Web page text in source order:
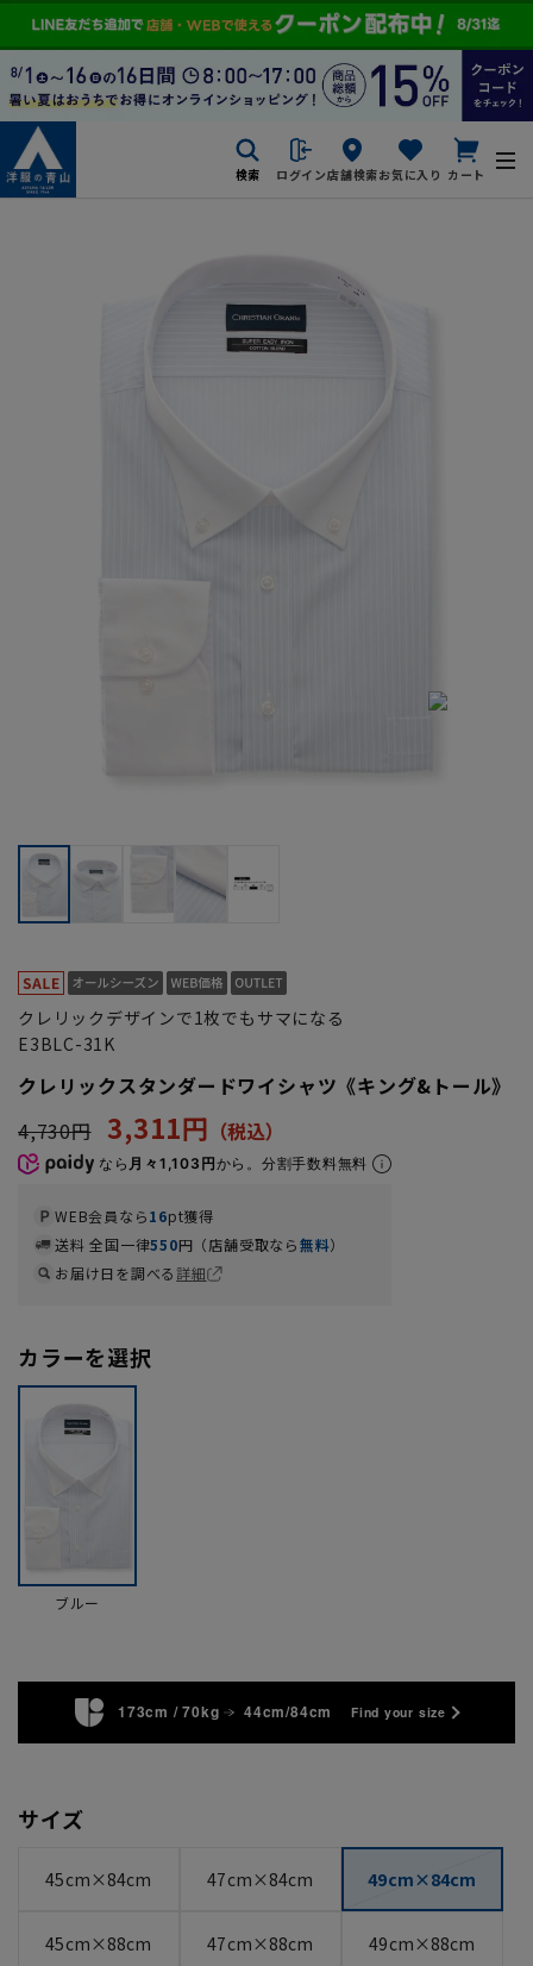
検索 ログイン店舗検索お気に入り カート
クレリックデザインで1枚でもサマになる
E3BLC-31K
クレリックスタンダードワイシャツ《キング&トール》
4,730円 3,311円
なら 月々1,103円から。分割手数料無料
WEB会員なら16pt獲得
送料 全国一律550円（店舗受取なら無料）
お届け日を調べる詳細
カラーを選択
ブルー
173cm / 70kg 44cm/84cm Find your size
サイズ
45cm×84cm 47cm×84cm 49cm×84cm
45cm×88cm 47cm×88cm 49cm×88cm